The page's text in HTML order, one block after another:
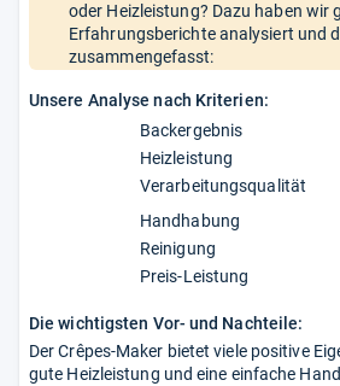
oder Heizleistung? Dazu haben wir
Erfahrungsberichte analysiert und
zusammengefasst:
Unsere Analyse nach Kriterien:
Backergebnis
Heizleistung
Verarbeitungsqualität
Handhabung
Reinigung
Preis-Leistung
Die wichtigsten Vor- und Nachteile:
Der Crêpes-Maker bietet viele positive
gute Heizleistung und eine einfache